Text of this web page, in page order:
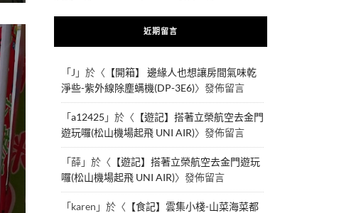
近期留言
「J 」於〈 【開箱】 邊緣人也想讓房間氣味乾
淨些-紫外線除塵螨機(DP-3E6)〉發佈留言
「a12425 」於〈 【遊記】搭著立榮航空去金門
遊玩囉(松山機場起飛 UNI AIR)〉發佈留言
「薛」於〈 【遊記】搭著立榮航空去金門遊玩
囉(松山機場起飛 UNI AIR)〉發佈留言
「karen 」於〈 【食記】雲集小棧-山菜海菜都